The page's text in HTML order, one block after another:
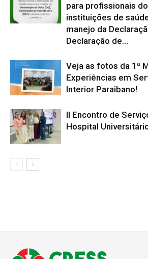
para profissionais
instituições de
manejo da
Declaração de...
Veja as fotos da 1ª
Experiências em
Interior Paraibano!
II Encontro de
Hospital